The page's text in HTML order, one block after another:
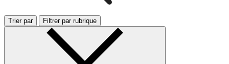
Trier par Filtrer par rubrique